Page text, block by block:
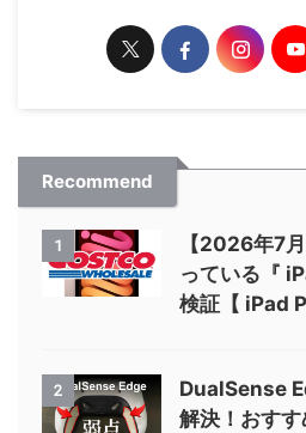
Recommend
1
【2026年7
っている『
検証【 iPad
2
DualSense
解決！おす